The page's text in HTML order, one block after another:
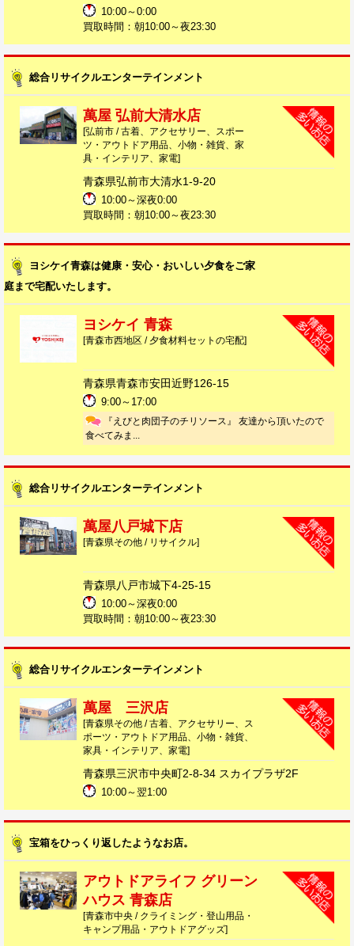
10:00～0:00
買取時間：朝10:00～夜23:30
総合リサイクルエンターテインメント
萬屋 弘前大清水店
[弘前市 / 古着、アクセサリー、スポー
ツ・アウトドア用品、小物・雑貨、家
具・インテリア、家電]
青森県弘前市大清水1-9-20
10:00～深夜0:00
買取時間：朝10:00～夜23:30
ヨシケイ青森は健康・安心・おいしい夕食をご家
庭まで宅配いたします。
ヨシケイ 青森
[青森市西地区 / 夕食材料セットの宅配]
青森県青森市安田近野126-15
9:00～17:00
『えびと肉団子のチリソース』 友達から頂いたので
食べてみま...
総合リサイクルエンターテインメント
萬屋八戸城下店
[青森県その他 / リサイクル]
青森県八戸市城下4-25-15
10:00～深夜0:00
買取時間：朝10:00～夜23:30
総合リサイクルエンターテインメント
萬屋 三沢店
[青森県その他 / 古着、アクセサリー、ス
ポーツ・アウトドア用品、小物・雑貨、
家具・インテリア、家電]
青森県三沢市中央町2-8-34 スカイプラザ2F
10:00～翌1:00
宝箱をひっくり返したようなお店。
アウトドアライフ グリーン
ハウス 青森店
[青森市中央 / クライミング・登山用品・
キャンプ用品・アウトドアグッズ]